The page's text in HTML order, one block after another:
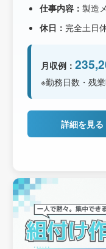
仕事内容： 製造
休日： 完全土日
月収例：
※勤務日数・残
詳細を見る